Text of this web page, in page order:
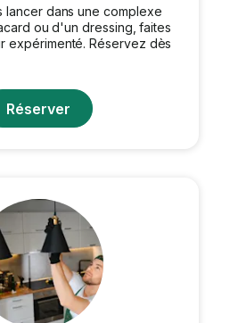
lancer dans une complexe
ou d'un dressing, faites
expérimenté. Réservez dès
Réserver